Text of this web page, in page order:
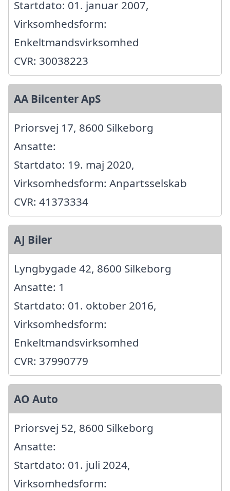
Startdato: 01. januar 2007,
Virksomhedsform:
Enkeltmandsvirksomhed
CVR: 30038223
AA Bilcenter ApS
Priorsvej 17, 8600 Silkeborg
Ansatte:
Startdato: 19. maj 2020,
Virksomhedsform: Anpartsselskab
CVR: 41373334
AJ Biler
Lyngbygade 42, 8600 Silkeborg
Ansatte: 1
Startdato: 01. oktober 2016,
Virksomhedsform:
Enkeltmandsvirksomhed
CVR: 37990779
AO Auto
Priorsvej 52, 8600 Silkeborg
Ansatte:
Startdato: 01. juli 2024,
Virksomhedsform: